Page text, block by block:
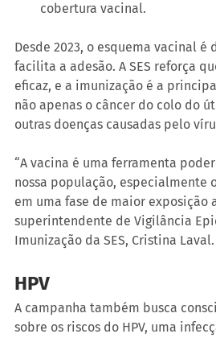
cobertura vacinal.
Desde 2023, o esquema vacinal é
facilita a adesão. A SES reforça
eficaz, e a imunização é a
não apenas o câncer do colo do
outras doenças causadas pelo
“A vacina é uma ferramenta
nossa população, especialmente
em uma fase de maior exposição
superintendente de Vigilância
Imunização da SES, Cristina Laval.
HPV
A campanha também busca
sobre os riscos do HPV, uma